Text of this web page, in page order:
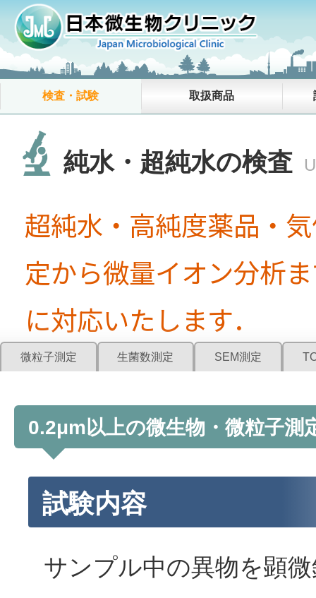
【重要】弊社代表者名
検査・試験 取扱商品
純水・超純水の検査
超純水・高純度薬品・
定から微量イオン分析
に対応いたします．
微粒子測定 生菌数測定 SEM測定
0.2μm以上の微生物・微粒子測
試験内容
サンプル中の異物を顕